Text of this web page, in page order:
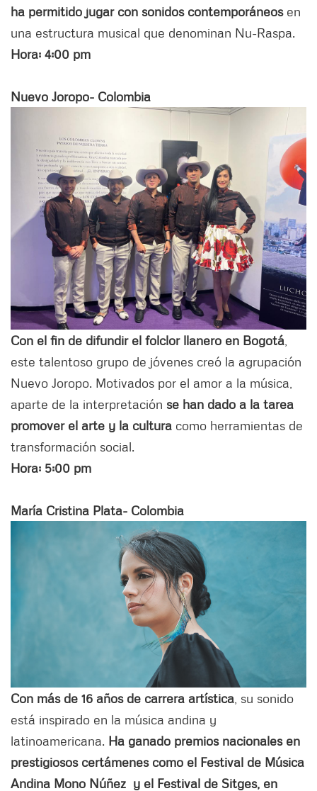
ha permitido jugar con sonidos contemporáneosen
una estructura musical que denominan Nu-Raspa.
Hora: 4:00 pm
Nuevo Joropo- Colombia
Con el fin de difundir el folclor llanero en Bogotá
este talentoso grupo de jóvenes creó la agrupación
Nuevo Joropo. Motivados por el amor a la música,
aparte de la interpretación se han dado a la tarea
promover el arte y la cultura como herramientas de
transformación social.
Hora: 5:00 pm
María Cristina Plata- Colombia
Con más de 16 años de carrera artística , su sonido
está inspirado en la música andina y
latinoamericana. Ha ganado premios nacionales en
prestigiosos certámenes como el Festival de Música
Andina Mono Núñez y el Festival de Sitges, en